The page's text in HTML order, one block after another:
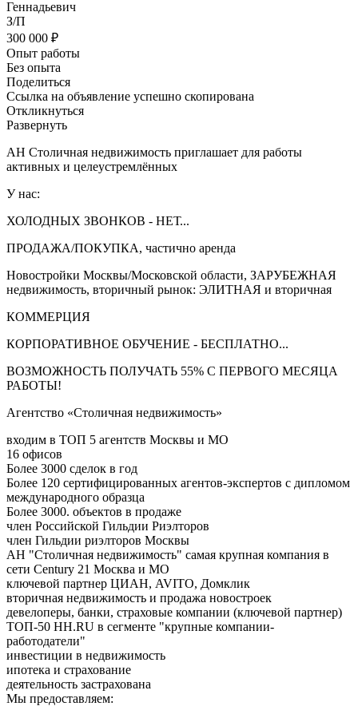
Геннадьевич
З/П
300 000 ₽
Опыт работы
Без опыта
Поделиться
Ссылка на объявление успешно скопирована
Откликнуться
Развернуть
АН Столичная недвижимость приглашает для работы
активных и целеустремлённых
У нас:
ХОЛОДНЫХ ЗВОНКОВ - НЕТ...
ПРОДАЖА/ПОКУПКА, частично аренда
Новостройки Москвы/Московской области, ЗАРУБЕЖНАЯ
недвижимость, вторичный рынок: ЭЛИТНАЯ и вторичная
КОММЕРЦИЯ
КОРПОРАТИВНОЕ ОБУЧЕНИЕ - БЕСПЛАТНО...
ВОЗМОЖНОСТЬ ПОЛУЧАТЬ 55% С ПЕРВОГО МЕСЯЦА
РАБОТЫ!
Агентство «Столичная недвижимость»
входим в ТОП 5 агентств Москвы и МО
16 офисов
Более 3000 сделок в год
Более 120 сертифицированных агентов-экспертов с дипломом
международного образца
Более 3000. объектов в продаже
член Российской Гильдии Риэлторов
член Гильдии риэлторов Москвы
АН "Столичная недвижимость" самая крупная компания в
сети Century 21 Москва и МО
ключевой партнер ЦИАН, AVITO, Домклик
вторичная недвижимость и продажа новостроек
девелоперы, банки, страховые компании (ключевой партнер)
ТОП-50 HH.RU в сегменте "крупные компании-
работодатели"
инвестиции в недвижимость
ипотека и страхование
деятельность застрахована
Мы предоставляем: